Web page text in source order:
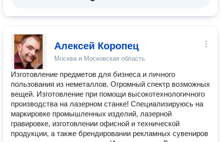
Алексей Коропец
Москва и Московская область
Изготовление предметов для бизнеса и личного
пользования из неметаллов. Огромный спектр возможных
вещей. Изготовление при помощи высокотехнологичного
производства на лазерном станке! Специализируюсь на
маркировке промышленных изделий, лазерной
гравировке, изготовлении офисной и технической
продукции, а также брендировании рекламных сувениров